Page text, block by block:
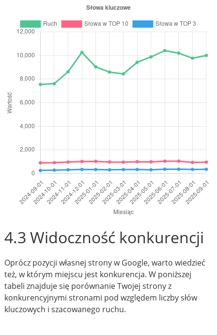
4.3 Widoczność konkurencji
Oprócz pozycji własnej strony w Google, warto wiedzieć
też, w którym miejscu jest konkurencja. W poniższej
tabeli znajduje się porównanie Twojej strony z
konkurencyjnymi stronami pod względem liczby słów
kluczowych i szacowanego ruchu.